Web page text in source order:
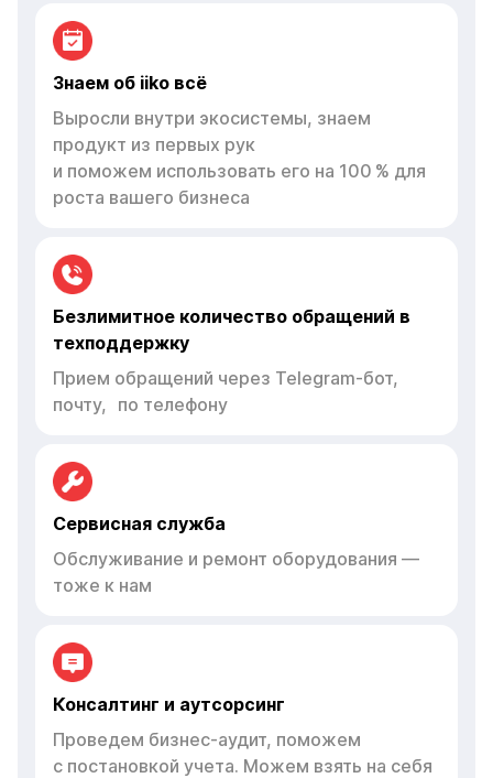
Знаем об iiko всё
Выросли внутри экосистемы, знаем
продукт из первых рук
и поможем использовать его на 100 % для
роста вашего бизнеса
Безлимитное количество обращений в
техподдержку
Прием обращений через Telegram-бот,
почту, по телефону
Сервисная служба
Обслуживание и ремонт оборудования —
тоже к нам
Консалтинг и аутсорсинг
Проведем бизнес-аудит, поможем
с постановкой учета. Можем взять на себя